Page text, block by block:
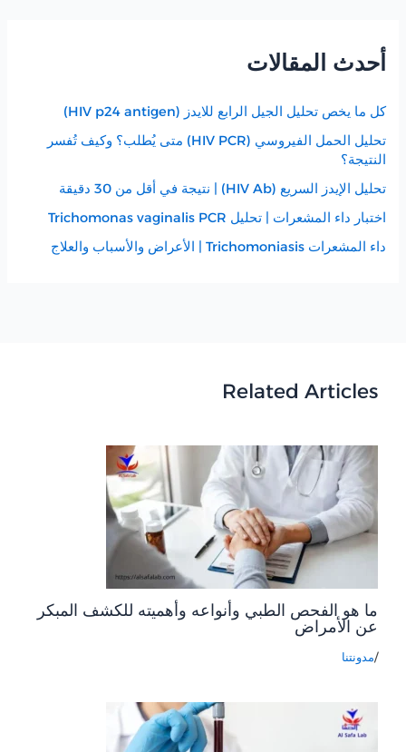
أحدث المقالات
كل ما يخص تحليل الجيل الرابع للايدز (HIV p24 antigen)
تحليل الحمل الفيروسي (HIV PCR) متى يُطلب؟ وكيف تُفسر
النتيجة؟
تحليل الإيدز السريع (HIV Ab) | نتيجة في أقل من 30 دقيقة
اختبار داء المشعرات | تحليل Trichomonas vaginalis PCR
داء المشعرات Trichomoniasis | الأعراض والأسباب والعلاج
Related Articles
ما هو الفحص الطبي وأنواعه وأهميته للكشف المبكر
عن الأمراض
/مدونتنا